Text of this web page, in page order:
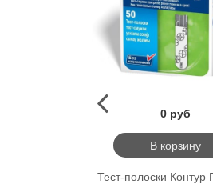
0 руб
В корзину
Тест-полоски Контур